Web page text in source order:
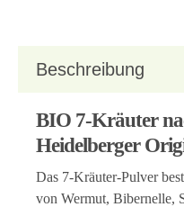
Beschreibung
BIO 7-Kräuter
Heidelberger
Das 7-Kräuter-Pulver
von Wermut, Bibernelle,